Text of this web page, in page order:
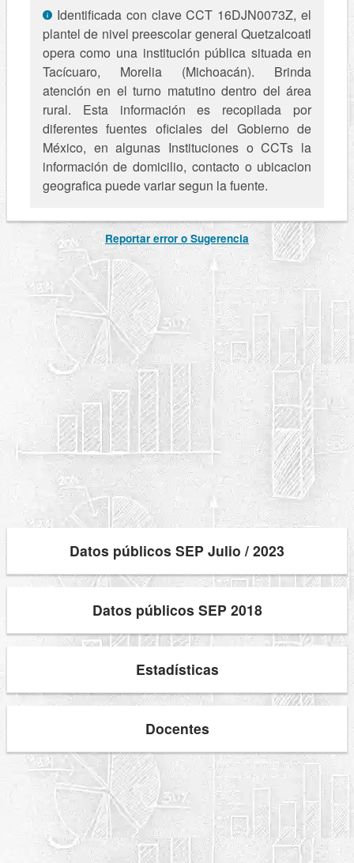
Identificada con clave CCT 16DJN0073Z, el
plantel de nivel preescolar general Quetzalcoatl
opera como una institución pública situada en
Tacícuaro, Morelia (Michoacán). Brinda
atención en el turno matutino dentro del área
rural. Esta información es recopilada por
diferentes fuentes oficiales del Gobierno de
México, en algunas Instituciones o CCTs la
información de domicilio, contacto o ubicacion
geografica puede variar segun la fuente.
Reportar error o Sugerencia
Datos públicos SEP Julio / 2023
Datos públicos SEP 2018
Estadísticas
Docentes